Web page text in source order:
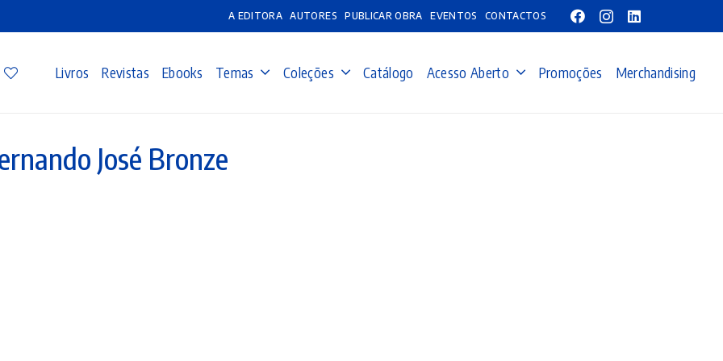
A EDITORA AUTORES PUBLICAR OBRA EVENTOS CONTACTOS
Livros Revistas Ebooks Temas Coleções Catálogo Acesso Aberto Promoções Merchandising
José Bronze